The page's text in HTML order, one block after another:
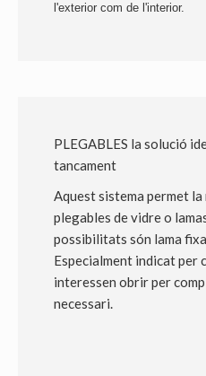
l'exterior com de l'interior.
PLEGABLES la solució
tancament
Aquest sistema permet
plegables de vidre o
possibilitats són lama
Especialment indicat per
interessen obrir per
necessari.